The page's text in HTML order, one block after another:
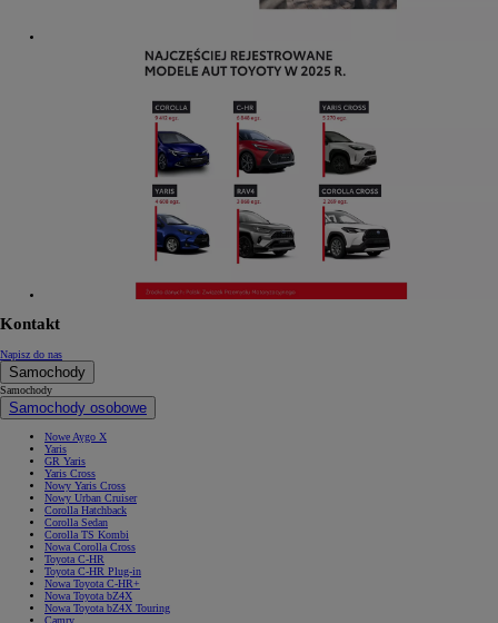
Kontakt
Napisz do nas
Samochody
Samochody
Samochody osobowe
Nowe Aygo X
Yaris
GR Yaris
Yaris Cross
Nowy Yaris Cross
Nowy Urban Cruiser
Corolla Hatchback
Corolla Sedan
Corolla TS Kombi
Nowa Corolla Cross
Toyota C-HR
Toyota C-HR Plug-in
Nowa Toyota C-HR+
Nowa Toyota bZ4X
Nowa Toyota bZ4X Touring
Camry